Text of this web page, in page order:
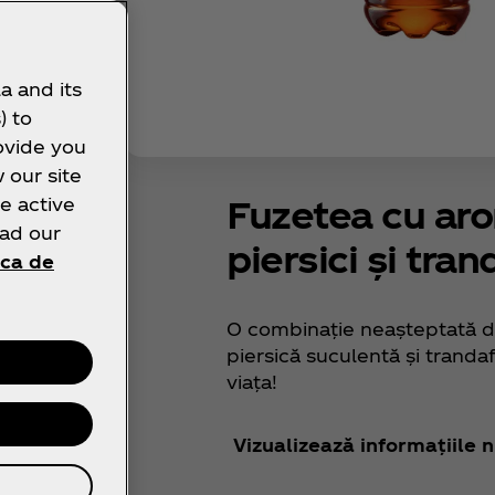
Fuzetea cu
piersici și
O combinație neașteptată
piersică suculentă și
viața!
Vizualizează informațiile
and its
to
you
our site
active
our
de